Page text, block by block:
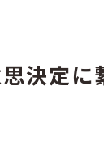
決定